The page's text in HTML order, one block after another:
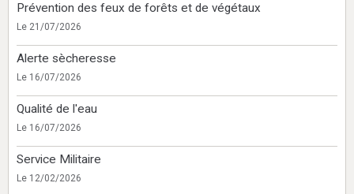
Prévention des feux de forêts et de végétaux
Le 21/07/2026
Alerte sècheresse
Le 16/07/2026
Qualité de l'eau
Le 16/07/2026
Service Militaire
Le 12/02/2026